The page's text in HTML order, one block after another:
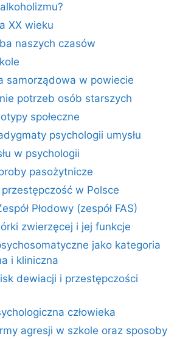
XX wieku
naszych czasów
samorządowa w powiecie
potrzeb osób starszych
społeczne
psychologii umysłu
w psychologii
pasożytnicze
w Polsce
Płodowy (zespół FAS)
zwierzęcej i jej funkcje
jako kategoria
i kliniczna
dewiacji i przestępczości
człowieka
agresji w szkole oraz sposoby